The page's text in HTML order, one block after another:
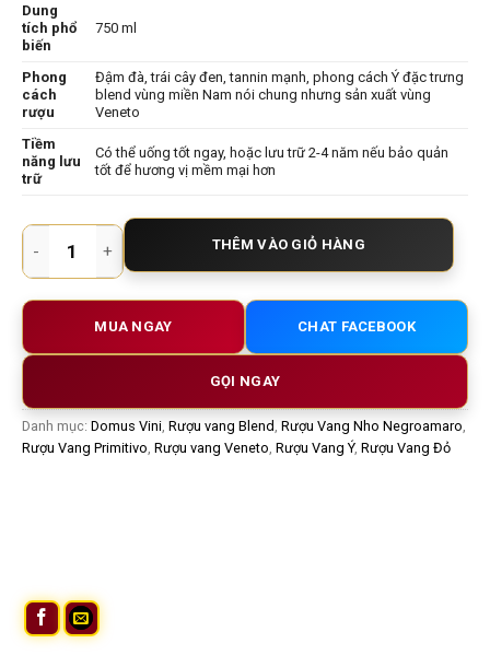
Dung
tích phổ
biến
750 ml
Phong
cách
rượu
Đậm đà, trái cây đen, tannin mạnh, phong cách Ý đặc trưng
blend vùng miền Nam nói chung nhưng sản xuất vùng
Veneto
Tiềm
năng lưu
trữ
Có thể uống tốt ngay, hoặc lưu trữ 2-4 năm nếu bảo quản
tốt để hương vị mềm mại hơn
Rượu vang Ý Domus Vini G79 Vino Rosso 14,5% – Phong
THÊM VÀO GIỎ HÀNG
MUA NGAY CHAT FACEBOOK
GỌI NGAY
Danh mục: Domus Vini Rượu vang Blend Rượu Vang Nho Negroamaro
Rượu Vang Primitivo Rượu vang Veneto Rượu Vang Ý, Rượu Vang Đỏ